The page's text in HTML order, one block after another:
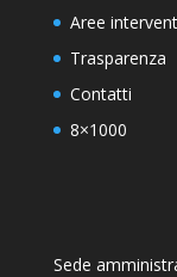
Aree
Trasparenza
Contatti
8×1000
Sede